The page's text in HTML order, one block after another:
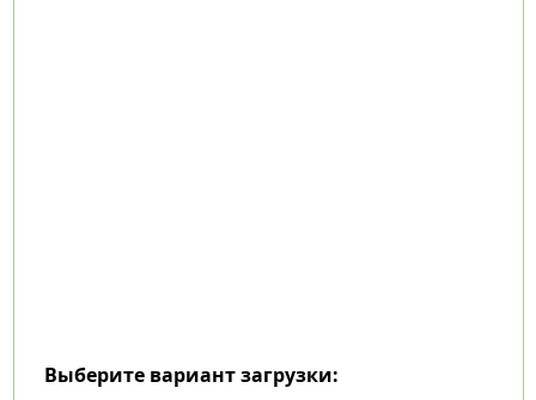
Выберите вариант загрузки: